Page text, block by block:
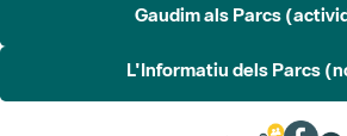
Gaudim als Parcs
L'Informatiu dels Parcs